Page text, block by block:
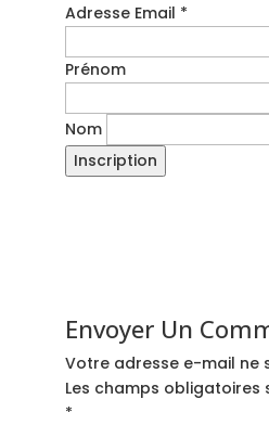
Adresse Email *
Prénom
Nom
Envoyer Un
Votre adresse e-mail ne
Les champs obligatoires
*